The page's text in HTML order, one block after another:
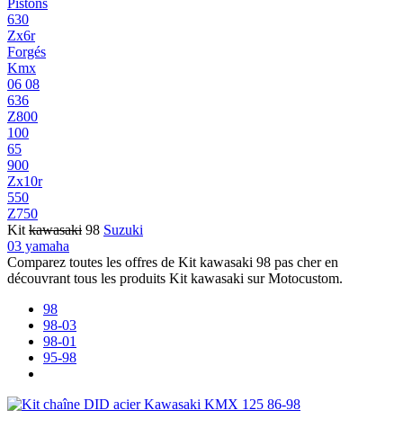
630
Zx6r
Forgés
Kmx
06 08
636
Z800
100
65
900
Zx10r
550
Z750
Kit kawasaki 98 Suzuki
03 yamaha
Comparez toutes les offres de Kit kawasaki 98 pas cher en
découvrant tous les produits Kit kawasaki sur Motocustom.
98
98-03
98-01
95-98